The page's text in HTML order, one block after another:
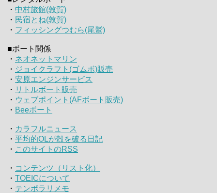
・ 中村旅館(敦賀)
・ 民宿とね(敦賀)
・ フィッシングつむら(尾鷲)
■ボート関係
・ ネオネットマリン
・ ジョイクラフト(ゴムボ)販売
・ 安原エンジンサービス
・ リトルボート販売
・ ウェブポイント(AFボート販売)
・ Beeボート
・ カラフルニュース
・ 平均的OLが殻を破る日記
・ このサイトのRSS
・ コンテンツ（リスト化）
・ TOEICについて
・ テンポラリメモ